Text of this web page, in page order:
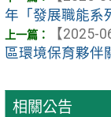
相關公告
年「發展職能系
【2025-
區環境保育夥伴